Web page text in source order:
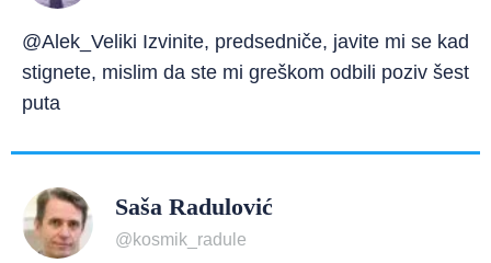
@Alek_Veliki Izvinite, predsedniče, javite mi se kad
stignete, mislim da ste mi greškom odbili poziv šest
puta
Saša Radulović
@kosmik_radule